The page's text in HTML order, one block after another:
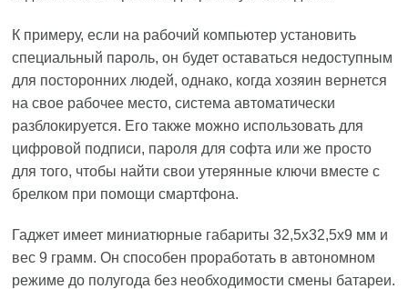
К примеру, если на рабочий компьютер установить
специальный пароль, он будет оставаться недоступным
для посторонних людей, однако, когда хозяин вернется
на свое рабочее место, система автоматически
разблокируется. Его также можно использовать для
цифровой подписи, пароля для софта или же просто
для того, чтобы найти свои утерянные ключи вместе с
брелком при помощи смартфона.
Гаджет имеет миниатюрные габариты 32,5x32,5x9 мм и
вес 9 грамм. Он способен проработать в автономном
режиме до полугода без необходимости смены батареи.